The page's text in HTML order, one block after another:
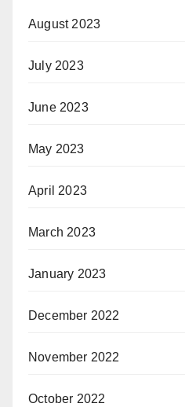
August 2023
July 2023
June 2023
May 2023
April 2023
March 2023
January 2023
December 2022
November 2022
October 2022